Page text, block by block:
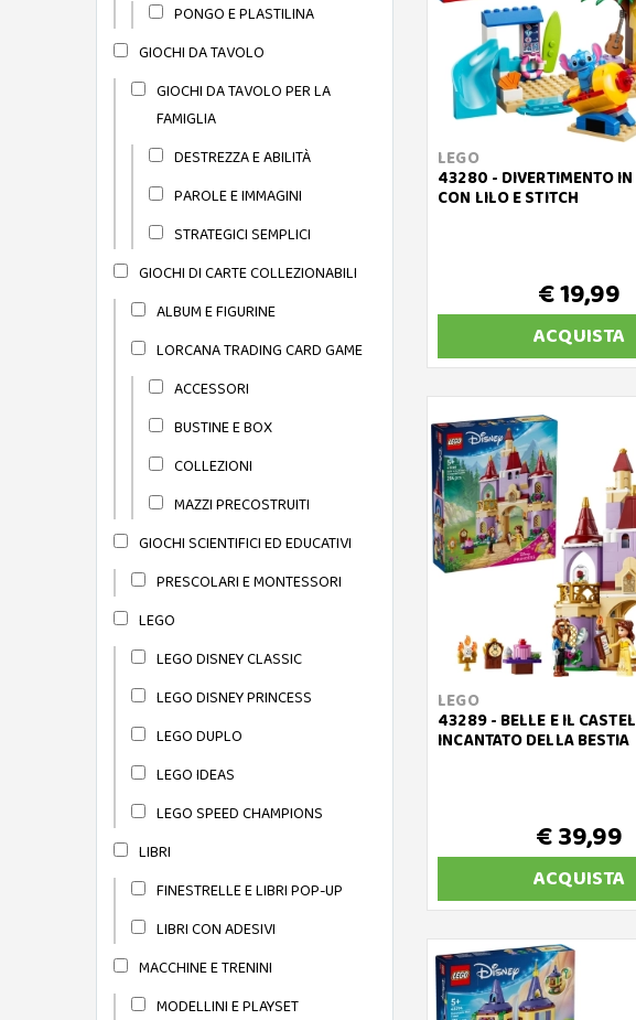
LEGO
43280 - DIVERTIMENTO
CON LILO E STITCH
€ 19,99
ACQUISTA
LEGO
43289 - BELLE E IL
INCANTATO DELLA BESTIA
€ 39,99
ACQUISTA
PONGO E PLASTILINA
GIOCHI DA TAVOLO
GIOCHI DA TAVOLO PER LA
FAMIGLIA
DESTREZZA E ABILITÀ
PAROLE E IMMAGINI
STRATEGICI SEMPLICI
GIOCHI DI CARTE COLLEZIONABILI
ALBUM E FIGURINE
LORCANA TRADING CARD GAME
ACCESSORI
BUSTINE E BOX
COLLEZIONI
MAZZI PRECOSTRUITI
GIOCHI SCIENTIFICI ED EDUCATIVI
PRESCOLARI E MONTESSORI
LEGO
LEGO DISNEY CLASSIC
LEGO DISNEY PRINCESS
LEGO DUPLO
LEGO IDEAS
LEGO SPEED CHAMPIONS
LIBRI
FINESTRELLE E LIBRI POP-UP
LIBRI CON ADESIVI
MACCHINE E TRENINI
MODELLINI E PLAYSET